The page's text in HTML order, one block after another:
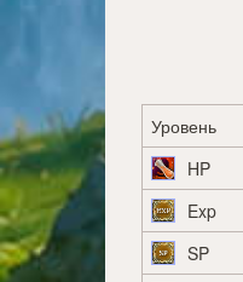
Уровень
HP
Exp
SP